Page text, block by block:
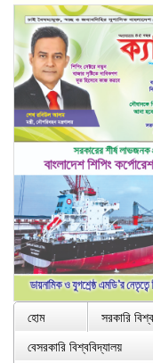
হোম
সরকারি
বেসরকারি বিশ্ববিদ্যালয়